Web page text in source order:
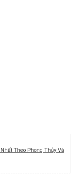
Theo Phong Thủy Và